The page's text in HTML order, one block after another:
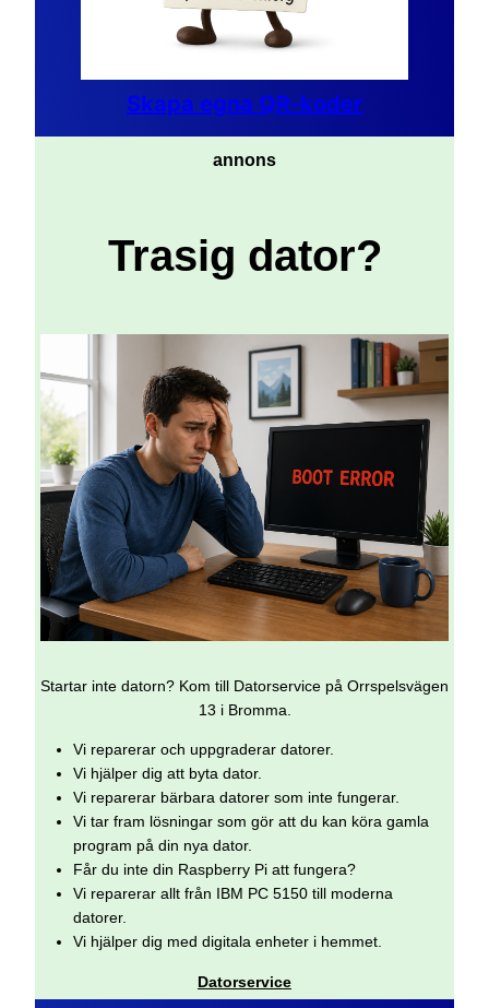
Skapa egna QR-koder
annons
Trasig dator?
Startar inte datorn? Kom till Datorservice på Orrspelsvägen
13 i Bromma.
Vi reparerar och uppgraderar datorer.
Vi hjälper dig att byta dator.
Vi reparerar bärbara datorer som inte fungerar.
Vi tar fram lösningar som gör att du kan köra gamla
program på din nya dator.
Får du inte din Raspberry Pi att fungera?
Vi reparerar allt från IBM PC 5150 till moderna
datorer.
Vi hjälper dig med digitala enheter i hemmet.
Datorservice